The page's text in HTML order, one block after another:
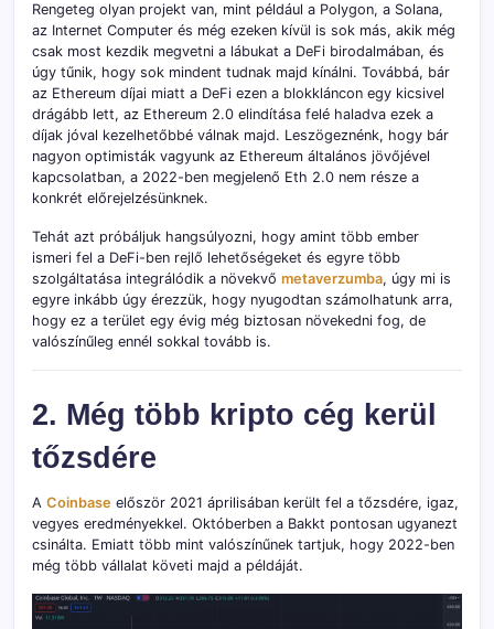
Rengeteg olyan projekt van, mint például a Polygon, a Solana,
az Internet Computer és még ezeken kívül is sok más, akik még
csak most kezdik megvetni a lábukat a DeFi birodalmában, és
úgy tűnik, hogy sok mindent tudnak majd kínálni. Továbbá, bár
az Ethereum díjai miatt a DeFi ezen a blokkláncon egy kicsivel
drágább lett, az Ethereum 2.0 elindítása felé haladva ezek a
díjak jóval kezelhetőbbé válnak majd. Leszögeznénk, hogy bár
nagyon optimisták vagyunk az Ethereum általános jövőjével
kapcsolatban, a 2022-ben megjelenő Eth 2.0 nem része a
konkrét előrejelzésünknek.
Tehát azt próbáljuk hangsúlyozni, hogy amint több ember
ismeri fel a DeFi-ben rejlő lehetőségeket és egyre több
szolgáltatása integrálódik a növekvő metaverzumba, úgy mi is
egyre inkább úgy érezzük, hogy nyugodtan számolhatunk arra,
hogy ez a terület egy évig még biztosan növekedni fog, de
valószínűleg ennél sokkal tovább is.
2. Még több kripto cég kerül
tőzsdére
A Coinbase először 2021 áprilisában került fel a tőzsdére, igaz,
vegyes eredményekkel. Októberben a Bakkt pontosan ugyanezt
csinálta. Emiatt több mint valószínűnek tartjuk, hogy 2022-ben
még több vállalat követi majd a példáját.